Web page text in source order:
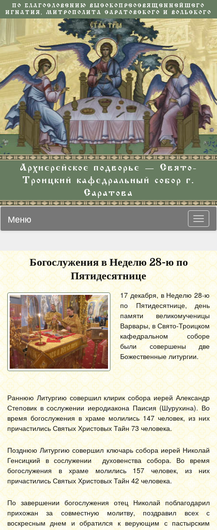
ПО БЛАГОСЛОВЕНИЮ ВЫСОКОПРЕОСВЯЩЕННЕЙШЕГО
ИГНАТИЯ, МИТРОПОЛИТА САРАТОВСКОГО И ВОЛЬСКОГО
Архиерейское подворье — Свято-
Троицкий кафедральный собор г.
Саратова
Меню
Богослужения в Неделю 28-ю по
Пятидесятнице
17 декабря, в Неделю 28-ю
по Пятидесятнице, день
памяти великомученицы
Варвары, в Свято-Троицком
кафедральном соборе
были совершены две
Божественные литургии.
Раннюю Литургию совершил клирик собора иерей Александр
Степовик в сослужении иеродиакона Паисия (Шурухина). Во
время богослужения в храме молились 147 человек, из них
причастились Святых Христовых Тайн 73 человека.
Позднюю Литургию совершил ключарь собора иерей Николай
Генсицкий в сослужении духовенства собора. Во время
богослужения в храме молились 157 человек, из них
причастились Святых Христовых Тайн 42 человека.
По завершении богослужения отец Николай поблагодарил
прихожан за совместную молитву, поздравил всех с
воскресным днем и обратился к верующим с пастырским